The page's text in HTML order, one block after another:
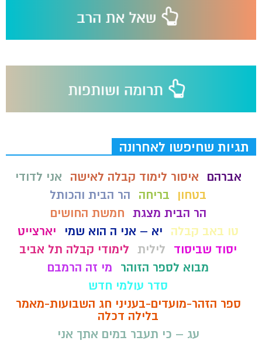
תגיות שחיפשו לאחרונה
אברהם איסור לימוד קבלה לאישה
אני לדודי
בטחון
בריחה
הר הבית והכותל
הר הבית מצגת חמשת החושים
טו באב קבלה
יא – אני ה הוא שמי
יארצייט
יסוד שביסוד
לילית לימודי קבלה תל אביב
מבוא לספר הזוהר
מי זה הרמבם
סדר עולמי חדש
ספר הזהר-מועדים-בעניני חג השבועות-מאמר
בלילה דכלה
עג – כי תעבר במים אתך אני